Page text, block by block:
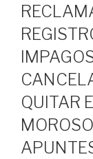
QUITAR